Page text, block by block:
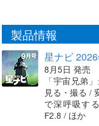
製品情報
星ナビ
8月5日 発売
「宇宙兄弟
見る・撮る /
で深呼吸す
F2.8 / ほか